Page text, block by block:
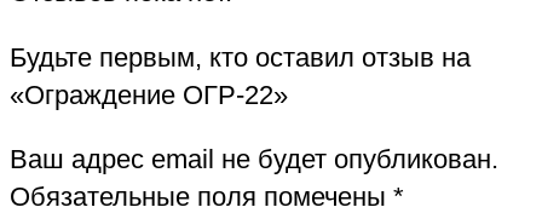
Будьте первым, кто оставил отзыв на
«Ограждение ОГР-22»
Ваш адрес email не будет опубликован.
Обязательные поля помечены *